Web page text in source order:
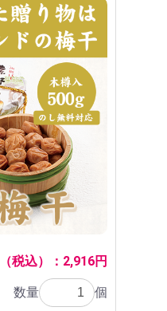
税込）：2,916円
数量 個